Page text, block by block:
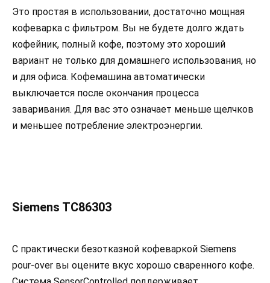
Это простая в использовании, достаточно мощная
кофеварка с фильтром. Вы не будете долго ждать
кофейник, полный кофе, поэтому это хороший
вариант не только для домашнего использования, но
и для офиса. Кофемашина автоматически
выключается после окончания процесса
заваривания. Для вас это означает меньше щелчков
и меньшее потребление электроэнергии.
Siemens TC86303
С практически безотказной кофеваркой Siemens
pour-over вы оцените вкус хорошо сваренного кофе.